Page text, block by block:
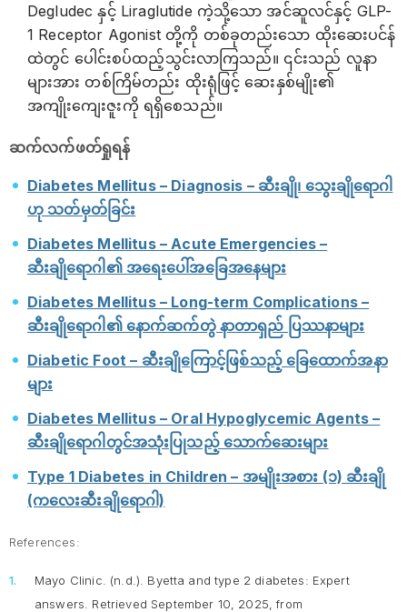
Degludec နှင့် Liraglutide ကဲ့သို့သော အင်ဆူလင်နှင့် GLP-
1 Receptor Agonist တို့ကို တစ်ခုတည်းသော ထိုးဆေးပင်န်
ထဲတွင် ပေါင်းစပ်ထည့်သွင်းလာကြသည်။ ၎င်းသည် လူနာ
များအား တစ်ကြိမ်တည်း ထိုးရုံဖြင့် ဆေးနှစ်မျိုး၏
အကျိုးကျေးဇူးကို ရရှိစေသည်။
ဆက်လက်ဖတ်ရှုရန်
Diabetes Mellitus – Diagnosis – ဆီးချို၊ သွေးချိုရောဂါ
ဟု သတ်မှတ်ခြင်း
Diabetes Mellitus – Acute Emergencies –
ဆီးချိုရောဂါ၏ အရေးပေါ်အခြေအနေများ
Diabetes Mellitus – Long-term Complications –
ဆီးချိုရောဂါ၏ နောက်ဆက်တွဲ နာတာရှည် ပြဿနာများ
Diabetic Foot – ဆီးချိုကြောင့်ဖြစ်သည့် ခြေထောက်အနာ
များ
Diabetes Mellitus – Oral Hypoglycemic Agents –
ဆီးချိုရောဂါတွင်အသုံးပြုသည့် သောက်ဆေးများ
Type 1 Diabetes in Children – အမျိုးအစား (၁) ဆီးချို
(ကလေးဆီးချိုရောဂါ)
References:
Mayo Clinic. (n.d.). Byetta and type 2 diabetes: Expert
answers . Retrieved September 10, 2025, from